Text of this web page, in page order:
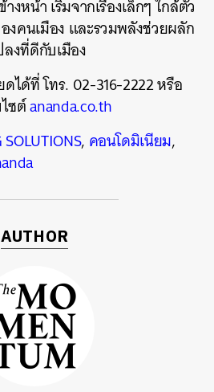
หน้า เริ่มจากเรื่องเล็กๆ ใกล้ตัว
คนเมือง และรวมพลังช่วยผลัก
งที่ดีกับเมือง
ได้ที่ โทร. 02-316-2222 หรือ
ไซต์ananda.co.th
, คอนโดมิเนียม,
AUTHOR